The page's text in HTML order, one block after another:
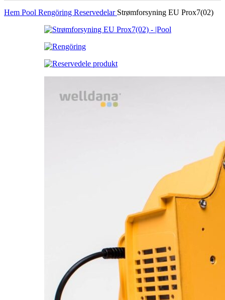
Hem Pool Rengöring Reservedelar Strømforsyning EU Prox7(02)